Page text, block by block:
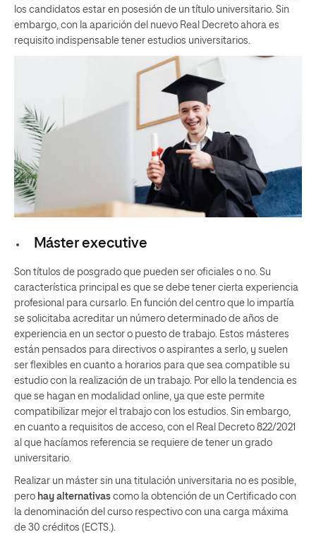
los candidatos estar en posesión de un título universitario. Sin
embargo, con la aparición del nuevo Real Decreto ahora es
requisito indispensable tener estudios universitarios.
Máster executive
Son títulos de posgrado que pueden ser oficiales o no. Su
característica principal es que se debe tener cierta experiencia
profesional para cursarlo. En función del centro que lo impartía
se solicitaba acreditar un número determinado de años de
experiencia en un sector o puesto de trabajo. Estos másteres
están pensados para directivos o aspirantes a serlo, y suelen
ser flexibles en cuanto a horarios para que sea compatible su
estudio con la realización de un trabajo. Por ello la tendencia es
que se hagan en modalidad online, ya que este permite
compatibilizar mejor el trabajo con los estudios. Sin embargo,
en cuanto a requisitos de acceso, con el Real Decreto 822/2021
al que hacíamos referencia se requiere de tener un grado
universitario.
Realizar un máster sin una titulación universitaria no es posible,
pero hay alternativas como la obtención de un Certificado con
la denominación del curso respectivo con una carga máxima
de 30 créditos (ECTS.).